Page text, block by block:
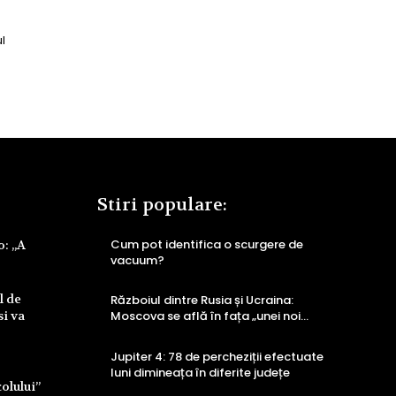
„A
de
va
Stiri populare:
Cum pot identifica o scurgere de
vacuum?
Războiul dintre Rusia și Ucraina:
Moscova se află în fața „unei noi…
Jupiter 4: 78 de percheziții efectuate
luni dimineața în diferite județe